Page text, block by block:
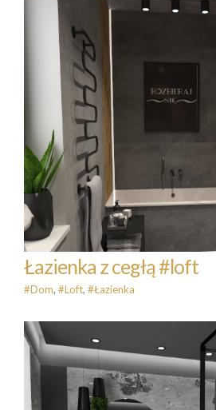
Łazienka z
#Loft
Łazienka z cegłą #loft
#Dom, #Loft, #Łazienka